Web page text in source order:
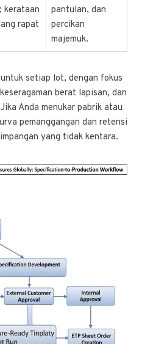
kerataan
rapat
pantulan, dan
percikan
majemuk.
setiap lot, dengan fokus
berat lapisan, dan
Anda menukar pabrik atau
pemanggangan dan retensi
yang tidak kentara.